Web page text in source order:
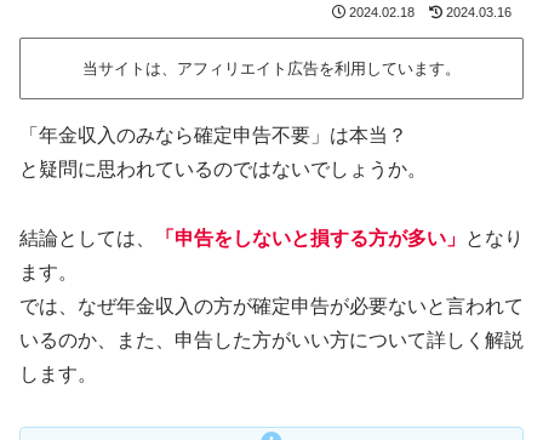
2024.02.18 2024.03.16
当サイトは、アフィリエイト広告を利用しています。
「年金収入のみなら確定申告不要」は本当？
と疑問に思われているのではないでしょうか。
結論としては、 「申告をしないと損する方が多い」 となり
ます。
では、なぜ年金収入の方が確定申告が必要ないと言われて
いるのか、また、申告した方がいい方について詳しく解説
します。